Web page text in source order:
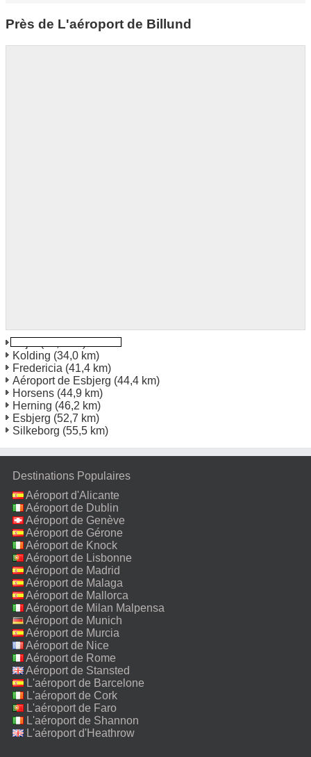
Près de L'aéroport de Billund
Kolding (34,0 km)
Fredericia (41,4 km)
Aéroport de Esbjerg (44,4 km)
Horsens (44,9 km)
Herning (46,2 km)
Esbjerg (52,7 km)
Silkeborg (55,5 km)
Destinations Populaires
Aéroport d'Alicante
Aéroport de Dublin
Aéroport de Genève
Aéroport de Gérone
Aéroport de Knock
Aéroport de Lisbonne
Aéroport de Madrid
Aéroport de Malaga
Aéroport de Mallorca
Aéroport de Milan Malpensa
Aéroport de Munich
Aéroport de Murcia
Aéroport de Nice
Aéroport de Rome
Fiumicino
Aéroport de Stansted
L'aéroport de Barcelone
L'aéroport de Cork
L'aéroport de Faro
L'aéroport de Shannon
L'aéroport d'Heathrow